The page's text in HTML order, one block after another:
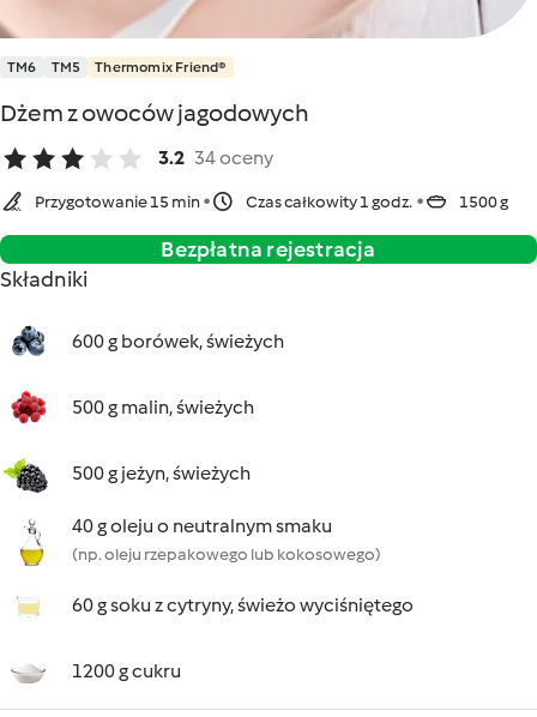
TM6 TM5 Thermomix Friend®
Dżem z owoców jagodowych
3.2 34 oceny
Przygotowanie 15 min Czas całkowity 1 godz. 1500 g
Bezpłatna rejestracja
Składniki
600 g borówek, świeżych
500 g malin, świeżych
500 g jeżyn, świeżych
40 g oleju o neutralnym smaku
(np. oleju rzepakowego lub kokosowego)
60 g soku z cytryny, świeżo wyciśniętego
1200 g cukru